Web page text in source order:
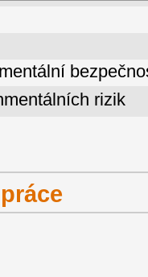
rizik